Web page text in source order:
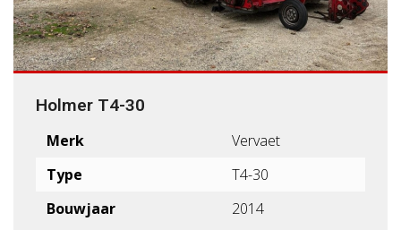
Holmer T4-30
Merk
Vervaet
Type
T4-30
Bouwjaar
2014